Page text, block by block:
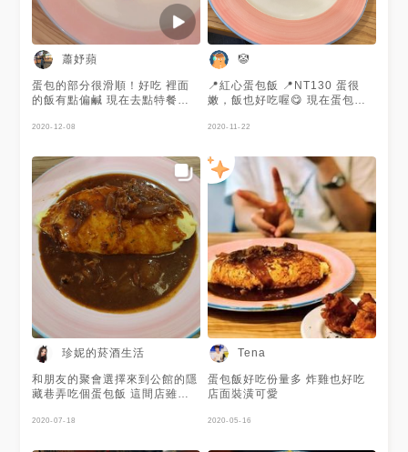
蕭妤蘋
蛋包的部分很滑順！好吃 裡面
的飯有點偏鹹 現在去點特餐都
2020-12-08
🤡
📍紅心蛋包飯 📍NT130 蛋很
嫩，飯也好吃喔😋 現在蛋包飯
覺得滿划算的😂
2020-11-22
珍妮的菸酒生活
和朋友的聚會選擇來到公館的隱
藏巷弄吃個蛋包飯 這間店雖然
小真的很容易錯過😅 這邊的蛋
2020-07-18
Tena
蛋包飯好吃份量多 炸雞也好吃
店面裝潢可愛
2020-05-16